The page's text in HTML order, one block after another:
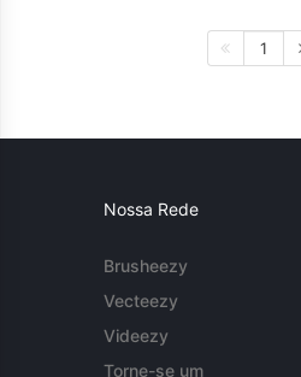
1
Nossa Rede
Brusheezy
Vecteezy
Videezy
Torne-se um